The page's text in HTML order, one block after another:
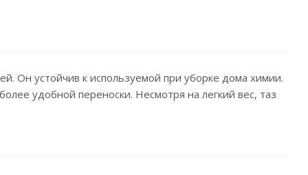
Он устойчив к используемой при уборке дома химии.
удобной переноски. Несмотря на легкий вес, таз